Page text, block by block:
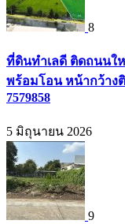
8
ที่ดินทำเลดี ติดถนนใ
พร้อมโอน หน้ากว้าง
7579858
5 มิถุนายน 2026
9